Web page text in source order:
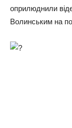
оприлюднили
Волинським на